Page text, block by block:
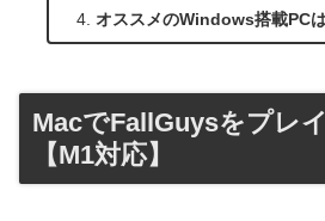
オススメのWindows搭載PC
MacでFallGuysをプレ
【M1対応】